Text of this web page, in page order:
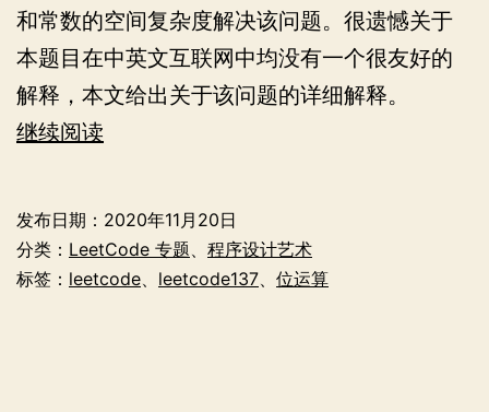
和常数的空间复杂度解决该问题。很遗憾关于
本题目在中英文互联网中均没有一个很友好的
解释，本文给出关于该问题的详细解释。
继续阅读
Number
II
发布日期： 2020年11月20日
分类： LeetCode 专题
程序设计艺术
标签： leetcode leetcode137 位运算